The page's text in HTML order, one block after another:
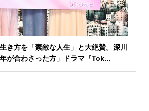
き方を「素敵な人生」と大絶賛。深川
が合わさった方」ドラマ『Tok...